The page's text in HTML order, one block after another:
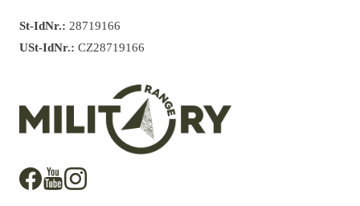
St-IdNr.: 28719166
USt-IdNr.: CZ28719166